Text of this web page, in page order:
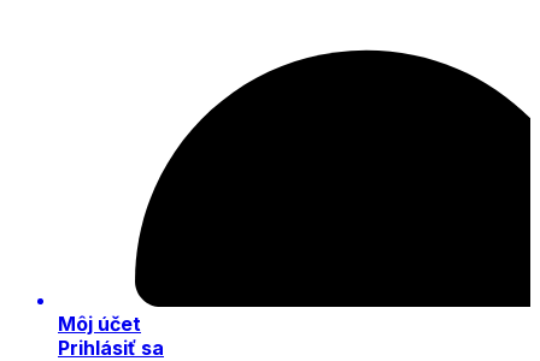
Môj účet
Prihlásiť sa